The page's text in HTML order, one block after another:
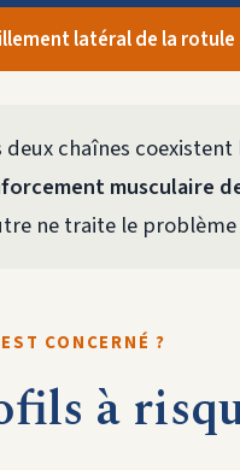
latéral de la rotule
deux chaînes
musculaire
ne traite le
CONCERNÉ ?
à